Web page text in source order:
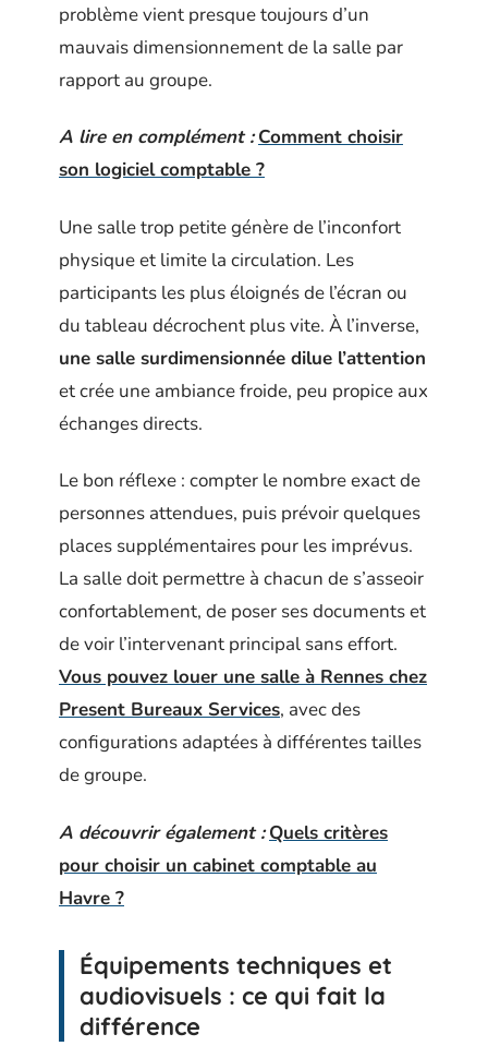
problème vient presque toujours d’un
mauvais dimensionnement de la salle par
rapport au groupe.
A lire en complément : Comment choisir
son logiciel comptable ?
Une salle trop petite génère de l’inconfort
physique et limite la circulation. Les
participants les plus éloignés de l’écran ou
du tableau décrochent plus vite. À l’inverse,
une salle surdimensionnée dilue l’attention
et crée une ambiance froide, peu propice aux
échanges directs.
Le bon réflexe : compter le nombre exact de
personnes attendues, puis prévoir quelques
places supplémentaires pour les imprévus.
La salle doit permettre à chacun de s’asseoir
confortablement, de poser ses documents et
de voir l’intervenant principal sans effort.
Vous pouvez louer une salle à Rennes chez
Present Bureaux Services, avec des
configurations adaptées à différentes tailles
de groupe.
A découvrir également : Quels critères
pour choisir un cabinet comptable au
Havre ?
Équipements techniques et
audiovisuels : ce qui fait la
différence